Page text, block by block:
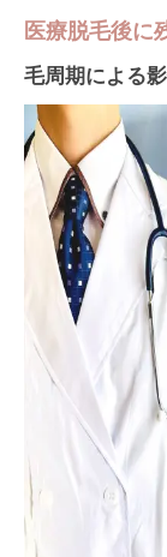
医療脱毛後に
毛周期による